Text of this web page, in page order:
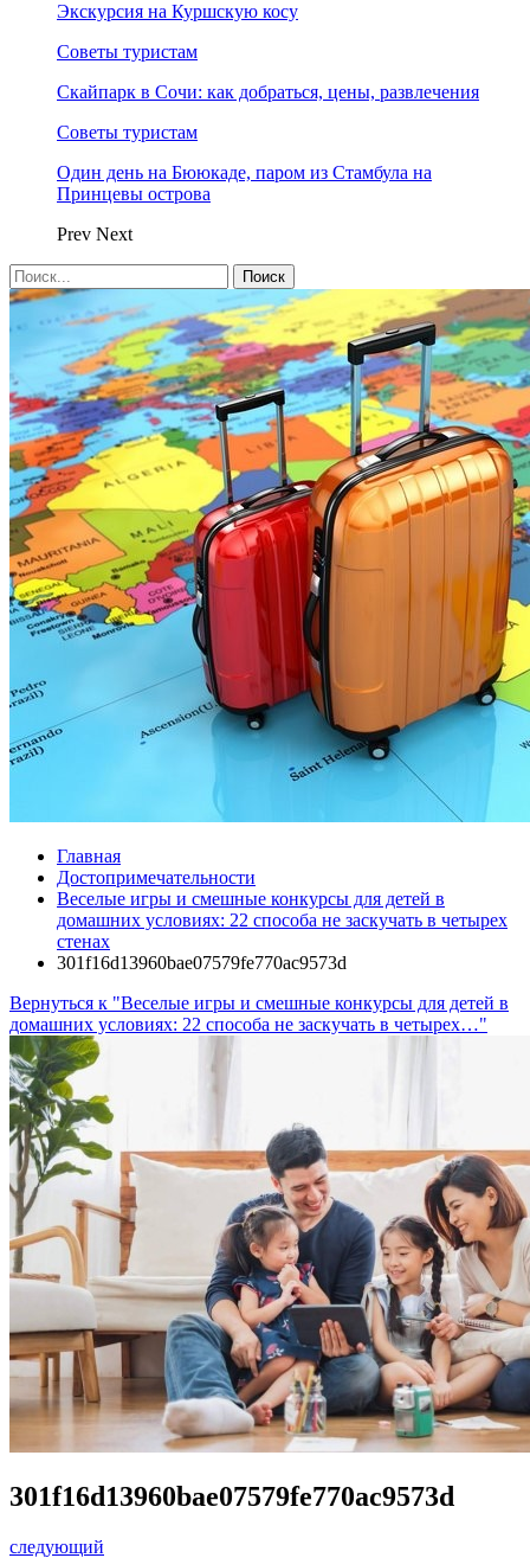
Экскурсия на Куршскую косу
Советы туристам
Скайпарк в Сочи: как добраться, цены, развлечения
Советы туристам
Один день на Бююкаде, паром из Стамбула на
Принцевы острова
Prev Next
Главная
Достопримечательности
Веселые игры и смешные конкурсы для детей в
домашних условиях: 22 способа не заскучать в четырех
стенах
301f16d13960bae07579fe770ac9573d
Вернуться к "Веселые игры и смешные конкурсы для детей в
домашних условиях: 22 способа не заскучать в четырех…"
301f16d13960bae07579fe770ac9573d
следующий